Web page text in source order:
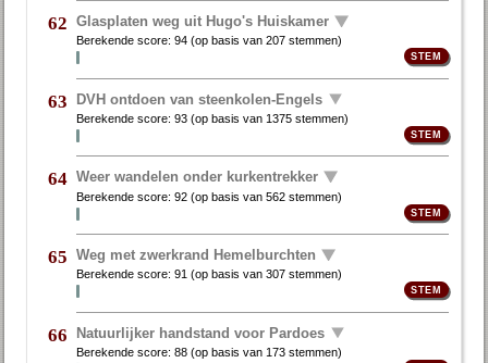
62 Glasplaten weg uit Hugo's Huiskamer
Berekende score:94 (op basis van207 stemmen)
63 DVH ontdoen van steenkolen-Engels
Berekende score:93 (op basis van 1375 stemmen)
64 Weer wandelen onder kurkentrekker
Berekende score:92 (op basis van562 stemmen)
65 Weg met zwerkrand Hemelburchten
Berekende score:91 (op basis van307 stemmen)
66 Natuurlijker handstand voor Pardoes
Berekende score:88 (op basis van 173 stemmen)